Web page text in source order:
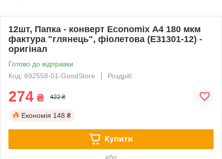
12шт, Папка - конверт Economix А4 180 мкм
фактура "глянець", фіолетова (E31301-12) -
оригінал
Готово до відправки
Код: 692558-01-GoodStore
Роздріб
274 ₴ 422 ₴
Економія 148 ₴
Купити
або